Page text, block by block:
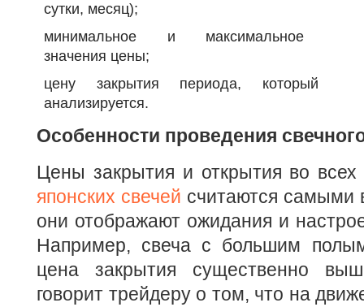
сутки, месяц);
минимальное и максимальное
значения цены;
цену закрытия периода, который
анализируется.
Особенности проведения
Цены закрытия и открытия во
японских свечей считаются самыми
они отображают ожидания и
Например, свеча с большим
цена закрытия существенно
говорит трейдеру о том, что на